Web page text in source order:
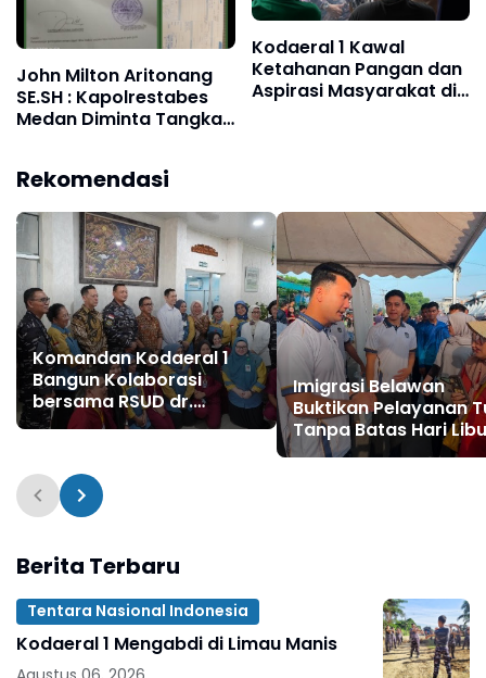
John Milton Aritonang
SE.SH : Kapolrestabes
Medan Diminta Tangkap
Kodaeral 1 Kawal
Ketahanan Pangan dan
Aspirasi Masyarakat di
Rekomendasi
Komandan Kodaeral 1
Bangun Kolaborasi
bersama RSUD dr.
Pirngadi Medan‎
Imigrasi Belawan
Buktikan Pelayanan
Tanpa Batas Hari
Berita Terbaru
Tentara Nasional Indonesia
Kodaeral 1 Mengabdi di Limau Manis